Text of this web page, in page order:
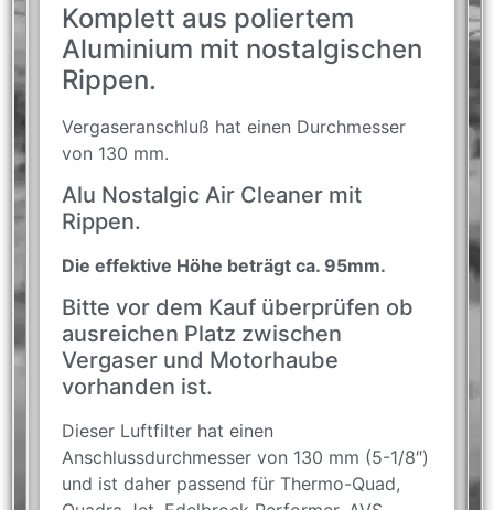
Komplett aus poliertem
Aluminium mit nostalgischen
Rippen.
Vergaseranschluß hat einen Durchmesser
von 130 mm.
Alu Nostalgic Air Cleaner mit
Rippen.
Die effektive Höhe beträgt ca. 95mm.
Bitte vor dem Kauf überprüfen ob
ausreichen Platz zwischen
Vergaser und Motorhaube
vorhanden ist.
Dieser Luftfilter hat einen
Anschlussdurchmesser von 130 mm (5-1/8″)
und ist daher passend für Thermo-Quad,